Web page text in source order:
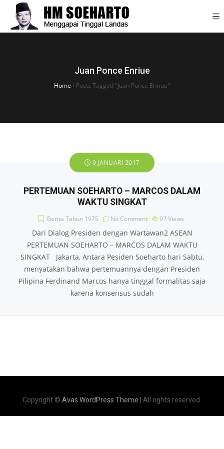
Juan Ponce Enriue
Home › Posts Tagged "Juan Ponce Enriue"
9 JANUARI 2017
PERTEMUAN SOEHARTO – MARCOS DALAM
WAKTU SINGKAT
Berita Tahun 1975 No Comment 97 Views
Dari Dialog Presiden dengan Wartawan2 ASEAN
PERTEMUAN SOEHARTO – MARCOS DALAM WAKTU
SINGKAT Jakarta, Antara Pesiden Soeharto hari Sabtu,
menyatakan bahwa pertemuannya dengan Presiden
Pilipina Ferdinand Marcos hanya tinggal formalitas saja
karena konsensus sudah
Copyright © Avas WordPress Theme | All rights reserved.